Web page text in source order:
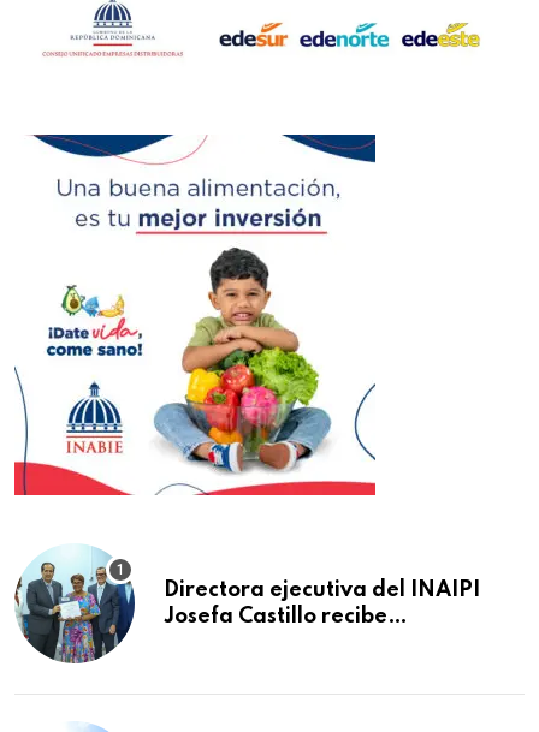
Directora ejecutiva del INAIPI
Josefa Castillo recibe